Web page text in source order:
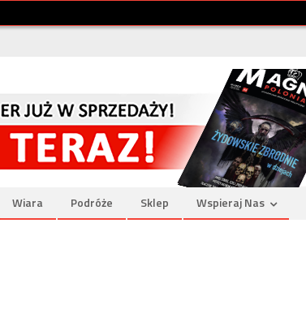
Wiara Podróże Sklep Wspieraj Nas